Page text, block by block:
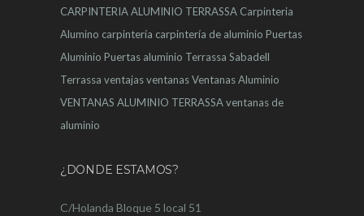
CARPINTERIA ALUMINIO TERRASSA Carpinteria
Alumino carpintería carpintería de aluminio Puertas
Aluminio Puertas aluminio Terrassa Sabadell
Terrassa ventajasventanasVentanas Aluminio
VENTANAS ALUMINIO TERRASSAventanas de
aluminio
¿DONDE ESTAMOS?
C/Holanda Bloque 5 local 51